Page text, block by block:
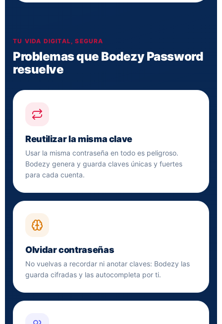
TU VIDA DIGITAL, SEGURA
Problemas que Bodezy Password
resuelve
Reutilizar la misma clave
Usar la misma contraseña en todo es peligroso.
Bodezy genera y guarda claves únicas y fuertes
para cada cuenta.
Olvidar contraseñas
No vuelvas a recordar ni anotar claves: Bodezy las
guarda cifradas y las autocompleta por ti.